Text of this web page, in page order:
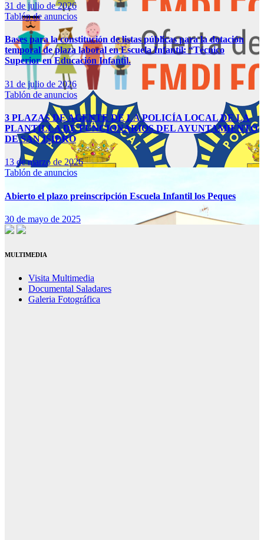
31 de julio de 2026
Tablón de anuncios
Bases para la constitución de listas públicas para la dotación
temporal de plaza laboral en Escuela Infantil: “Técnico
Superior en Educación Infantil.
31 de julio de 2026
Tablón de anuncios
3 PLAZAS DE AGENTE DE LA POLICÍA LOCAL DE LA
PLANTILLA DE FUNCIONARIOS DEL AYUNTAMIENTO
DE SAN ISIDRO
13 de marzo de 2026
Tablón de anuncios
Abierto el plazo preinscripción Escuela Infantil los Peques
30 de mayo de 2025
MULTIMEDIA
Visita Multimedia
Documental Saladares
Galeria Fotográfica